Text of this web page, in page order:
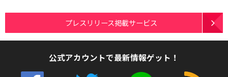
プレスリリース掲載サービス
公式アカウントで最新情報ゲット！